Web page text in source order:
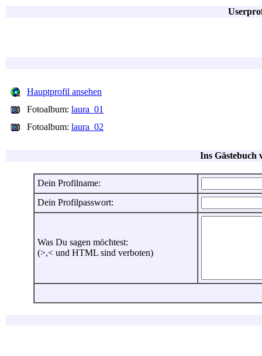
Hauptprofil ansehen
Fotoalbum: laura_01
Fotoalbum: laura_02
Ins Gästebuch
Dein Profilname:
Dein Profilpasswort:
Was Du sagen möchtest:
(>,< und HTML sind verboten)